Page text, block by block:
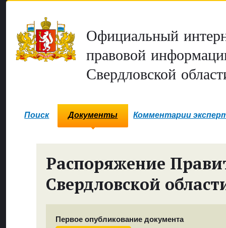
Официальный
правовой
Свердловской
Поиск Документы Комментарии
Распоряжение
Свердловской
Первое опубликование документа